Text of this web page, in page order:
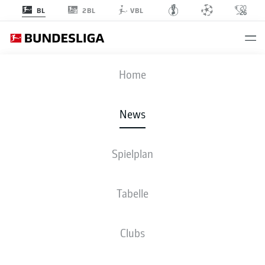
BL 2BL VBL
Home
News
Spielplan
Tabelle
Clubs
- © Fran Santiago